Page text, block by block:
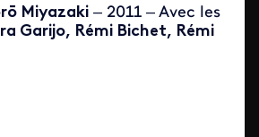
Miyazaki – 2011 – Avec les
Garijo, Rémi Bichet, Rémi